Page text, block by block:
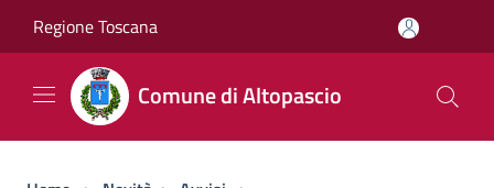
Regione Toscana
Comune di Altopascio